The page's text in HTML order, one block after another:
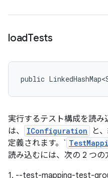
loadTests
public
実行するテスト構成を読み
は、
IConfiguration
と
定義されます。`
読み込むには、次の 2 つの
1. --test-mapping-test-